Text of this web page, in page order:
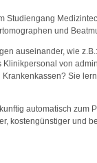
Studiengang
und
auseinander, wie
von
Sie
automatisch
kostengünstiger und